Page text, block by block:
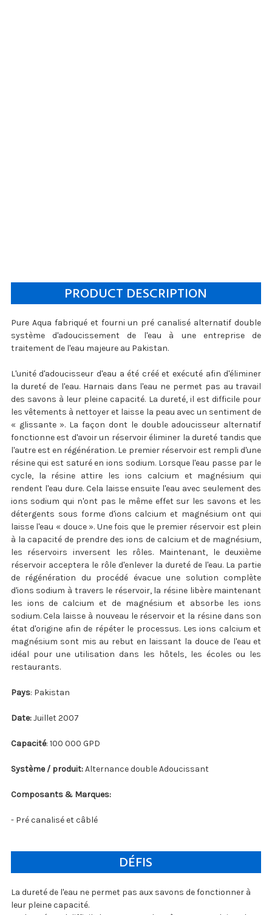
PRODUCT DESCRIPTION
Pure Aqua fabriqué et fourni un pré canalisé alternatif double
système d'adoucissement de l'eau à une entreprise de
traitement de l'eau majeure au Pakistan.
L'unité d'adoucisseur d'eau a été créé et exécuté afin d'éliminer
la dureté de l'eau. Harnais dans l'eau ne permet pas au travail
des savons à leur pleine capacité. La dureté, il est difficile pour
les vêtements à nettoyer et laisse la peau avec un sentiment de
« glissante ». La façon dont le double adoucisseur alternatif
fonctionne est d'avoir un réservoir éliminer la dureté tandis que
l'autre est en régénération. Le premier réservoir est rempli d'une
résine qui est saturé en ions sodium. Lorsque l'eau passe par le
cycle, la résine attire les ions calcium et magnésium qui
rendent l'eau dure. Cela laisse ensuite l'eau avec seulement des
ions sodium qui n'ont pas le même effet sur les savons et les
détergents sous forme d'ions calcium et magnésium ont qui
laisse l'eau « douce ». Une fois que le premier réservoir est plein
à la capacité de prendre des ions de calcium et de magnésium,
les réservoirs inversent les rôles. Maintenant, le deuxième
réservoir acceptera le rôle d'enlever la dureté de l'eau. La partie
de régénération du procédé évacue une solution complète
d'ions sodium à travers le réservoir, la résine libère maintenant
les ions de calcium et de magnésium et absorbe les ions
sodium. Cela laisse à nouveau le réservoir et la résine dans son
état d'origine afin de répéter le processus. Les ions calcium et
magnésium sont mis au rebut en laissant la douce de l'eau et
idéal pour une utilisation dans les hôtels, les écoles ou les
restaurants.
Pays: Pakistan
Date:Juillet 2007
Capacité: 100 000 GPD
Système / produit:Alternance double Adoucissant
Composants & Marques:
- Pré canalisé et câblé
DÉFIS
La dureté de l'eau ne permet pas aux savons de fonctionner à
leur pleine capacité.